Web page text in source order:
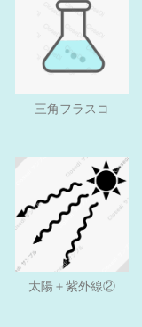
三角フラスコ
太陽＋紫外線②